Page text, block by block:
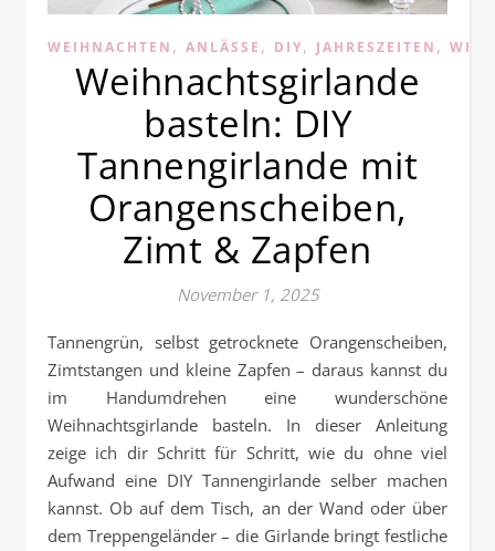
WEIHNACHTEN , ANLÄSSE , DIY, JAHRESZEITEN ,
Weihnachtsgirlande
basteln: DIY
Tannengirlande mit
Orangenscheiben,
Zimt & Zapfen
November 1, 2025
Tannengrün, selbst getrocknete Orangenscheiben,
Zimtstangen und kleine Zapfen – daraus kannst du
im Handumdrehen eine wunderschöne
Weihnachtsgirlande basteln. In dieser Anleitung
zeige ich dir Schritt für Schritt, wie du ohne viel
Aufwand eine DIY Tannengirlande selber machen
kannst. Ob auf dem Tisch, an der Wand oder über
dem Treppengeländer – die Girlande bringt festliche